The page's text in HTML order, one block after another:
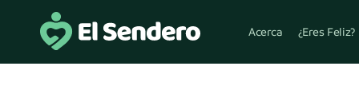
Acerca ¿Eres Feliz?